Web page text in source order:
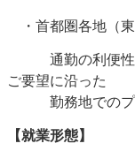
・首都圏各地（東
通勤の利便性な
ご要望に沿った
勤務地でのプロ
【就業形態】